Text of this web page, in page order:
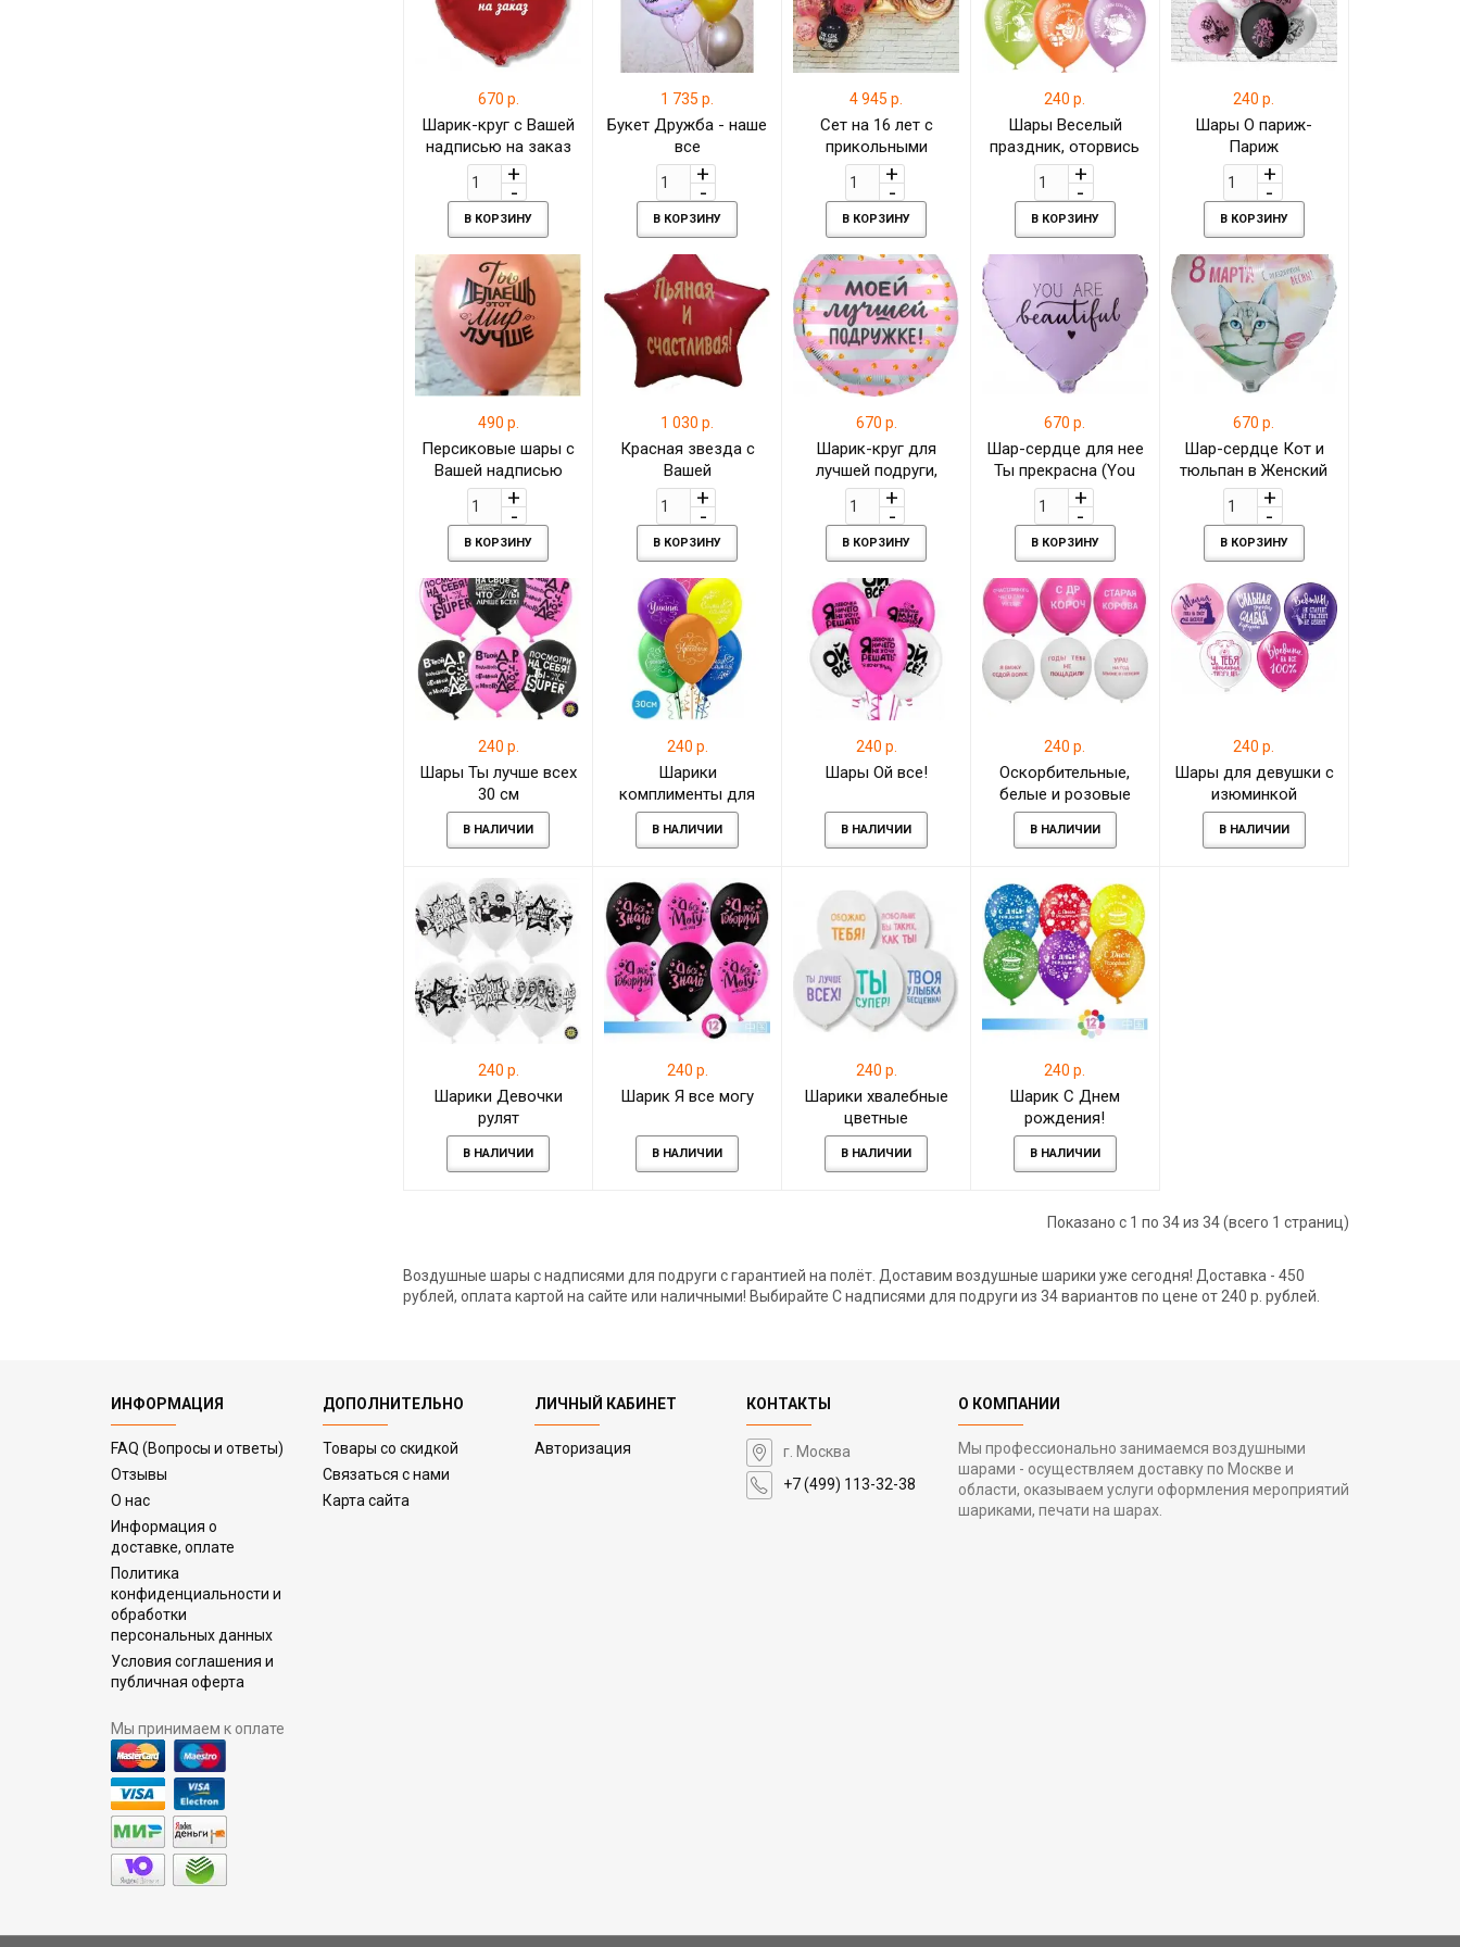
670 р.
Шарик-круг с Вашей
надписью на заказ
В КОРЗИНУ
1 735 р.
Букет Дружба - наше
все
В КОРЗИНУ
4 945 р.
Сет на 16 лет с
прикольными
надписями и
цифрами девушке
В КОРЗИНУ
240 р.
Шары Веселый
праздник, оторвись
В КОРЗИНУ
240 р.
Шары О париж-
Париж
В КОРЗИНУ
490 р.
Персиковые шары с
Вашей надписью
В КОРЗИНУ
1 030 р.
Красная звезда с
Вашей
индивидуальной
надписью
В КОРЗИНУ
670 р.
Шарик-круг для
лучшей подруги,
розовый
В КОРЗИНУ
670 р.
Шар-сердце для нее
Ты прекрасна (You
are beautiful), нежно-
сиреневое
В КОРЗИНУ
670 р.
Шар-сердце Кот и
тюльпан в Женский
день, 8 Марта
В КОРЗИНУ
240 р.
Шары Ты лучше всех
30 см
В НАЛИЧИИ
240 р.
Шарики
комплименты для
девушки
В НАЛИЧИИ
240 р.
Шары Ой все!
В НАЛИЧИИ
240 р.
Оскорбительные,
белые и розовые
В НАЛИЧИИ
240 р.
Шары для девушки с
изюминкой
В НАЛИЧИИ
240 р.
Шарики Девочки
рулят
В НАЛИЧИИ
240 р.
Шарик Я все могу
В НАЛИЧИИ
240 р.
Шарики хвалебные
цветные
В НАЛИЧИИ
240 р.
Шарик С Днем
рождения!
(пирожные) пастель
30 см
В НАЛИЧИИ
Показано с 1 по 34 из 34 (всего 1 страниц)
Воздушные шары с надписями для подруги с гарантией на полёт. Доставим воздушные шарики уже сегодня! Доставка - 450
рублей, оплата картой на сайте или наличными! Выбирайте С надписями для подруги из 34 вариантов по цене от 240 р. рублей.
ИНФОРМАЦИЯ
FAQ (Вопросы и ответы)
Отзывы
О нас
Информация о
доставке, оплате
Политика
конфиденциальности и
обработки
персональных данных
Условия соглашения и
публичная оферта
Мы принимаем к оплате
ДОПОЛНИТЕЛЬНО
Товары со скидкой
Связаться с нами
Карта сайта
ЛИЧНЫЙ КАБИНЕТ
Авторизация
КОНТАКТЫ
г. Москва
+7 (499) 113-32-38
О КОМПАНИИ
Мы профессионально занимаемся воздушными
шарами - осуществляем доставку по Москве и
области, оказываем услуги оформления мероприятий
шариками, печати на шарах.